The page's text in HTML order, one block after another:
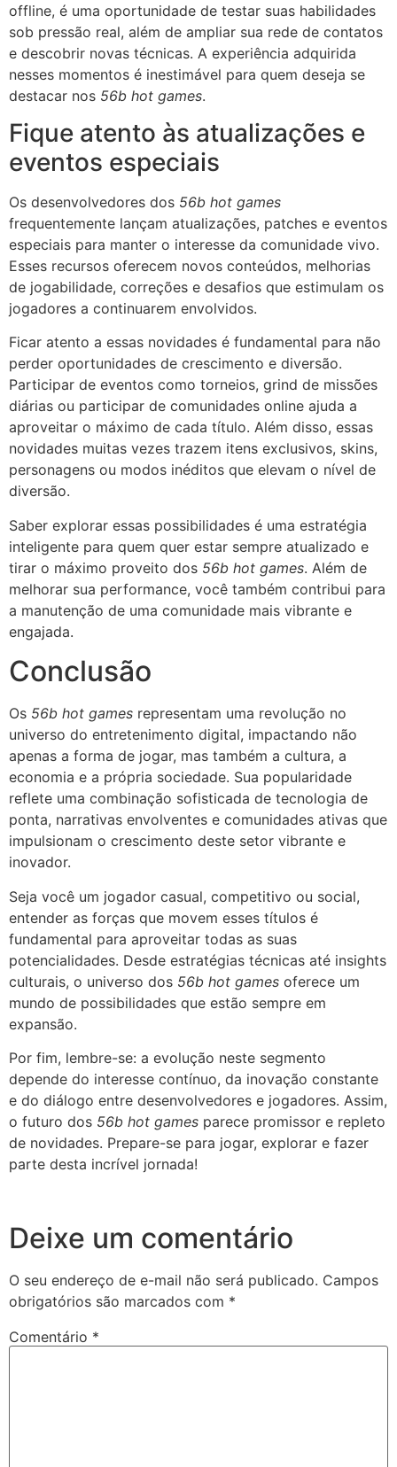
offline, é uma oportunidade de testar suas habilidades
sob pressão real, além de ampliar sua rede de contatos
e descobrir novas técnicas. A experiência adquirida
nesses momentos é inestimável para quem deseja se
destacar nos 56b hot games.
Fique atento às atualizações e
eventos especiais
Os desenvolvedores dos 56b hot games
frequentemente lançam atualizações, patches e eventos
especiais para manter o interesse da comunidade vivo.
Esses recursos oferecem novos conteúdos, melhorias
de jogabilidade, correções e desafios que estimulam os
jogadores a continuarem envolvidos.
Ficar atento a essas novidades é fundamental para não
perder oportunidades de crescimento e diversão.
Participar de eventos como torneios, grind de missões
diárias ou participar de comunidades online ajuda a
aproveitar o máximo de cada título. Além disso, essas
novidades muitas vezes trazem itens exclusivos, skins,
personagens ou modos inéditos que elevam o nível de
diversão.
Saber explorar essas possibilidades é uma estratégia
inteligente para quem quer estar sempre atualizado e
tirar o máximo proveito dos 56b hot games. Além de
melhorar sua performance, você também contribui para
a manutenção de uma comunidade mais vibrante e
engajada.
Conclusão
Os 56b hot games representam uma revolução no
universo do entretenimento digital, impactando não
apenas a forma de jogar, mas também a cultura, a
economia e a própria sociedade. Sua popularidade
reflete uma combinação sofisticada de tecnologia de
ponta, narrativas envolventes e comunidades ativas que
impulsionam o crescimento deste setor vibrante e
inovador.
Seja você um jogador casual, competitivo ou social,
entender as forças que movem esses títulos é
fundamental para aproveitar todas as suas
potencialidades. Desde estratégias técnicas até insights
culturais, o universo dos 56b hot games oferece um
mundo de possibilidades que estão sempre em
expansão.
Por fim, lembre-se: a evolução neste segmento
depende do interesse contínuo, da inovação constante
e do diálogo entre desenvolvedores e jogadores. Assim,
o futuro dos 56b hot games parece promissor e repleto
de novidades. Prepare-se para jogar, explorar e fazer
parte desta incrível jornada!
Deixe um comentário
O seu endereço de e-mail não será publicado. Campos
obrigatórios são marcados com *
Comentário *